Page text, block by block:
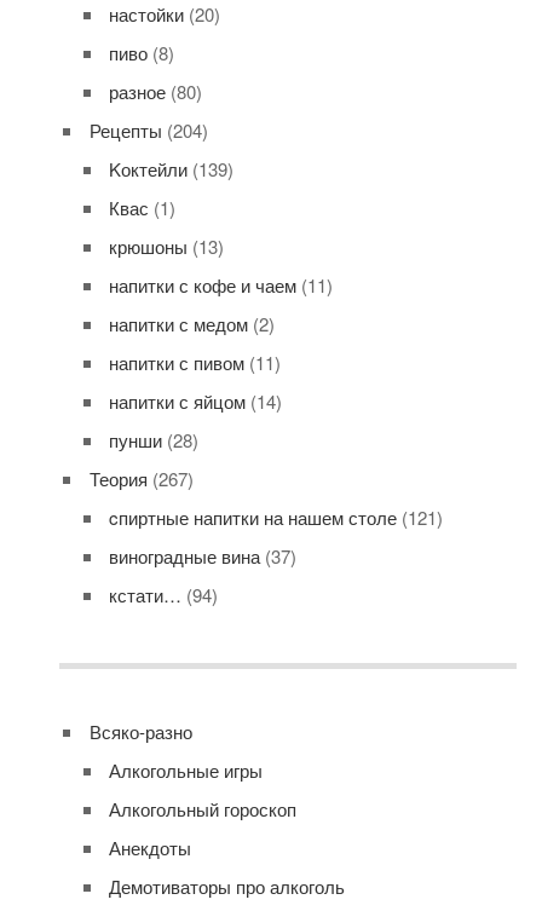
настойки (20)
пиво (8)
разное (80)
Рецепты (204)
Kоктейли (139)
Квас (1)
крюшоны (13)
напитки с кофе и чаем (11)
напитки с медом (2)
напитки с пивом (11)
напитки с яйцом (14)
пунши (28)
Теория (267)
cпиртные напитки на нашем столе (121)
виноградные вина (37)
кстати… (94)
Всяко-разно
Алкогольные игры
Алкогольный гороскоп
Анекдоты
Демотиваторы про алкоголь